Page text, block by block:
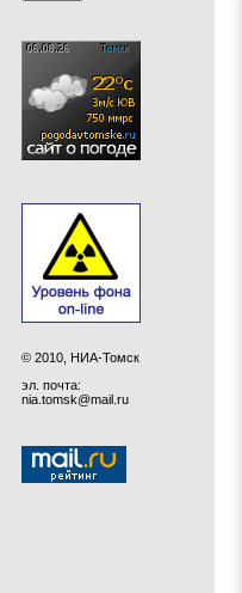
© 2010, НИА-Томск
эл. почта:
nia.tomsk@mail.ru